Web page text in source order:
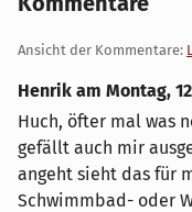
Ansicht der Kommentare:
Henrik am Montag,
Huch, öfter mal was
gefällt auch mir
angeht sieht das für
Schwimmbad- oder